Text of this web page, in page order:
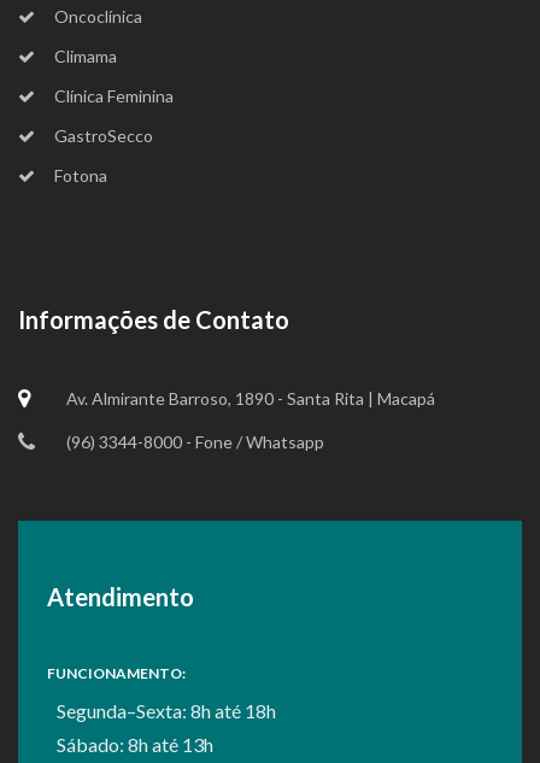
Oncoclínica
Climama
Clínica Feminina
GastroSecco
Fotona
Informações de Contato
Av. Almirante Barroso, 1890 - Santa Rita | Macapá
(96) 3344-8000 - Fone / Whatsapp
Atendimento
FUNCIONAMENTO:
Segunda–Sexta: 8h até 18h
Sábado: 8h até 13h